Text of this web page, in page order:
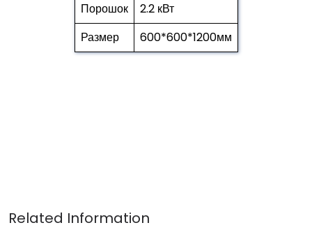
Порошок
2.2 кВт
Размер
600*600*1200мм